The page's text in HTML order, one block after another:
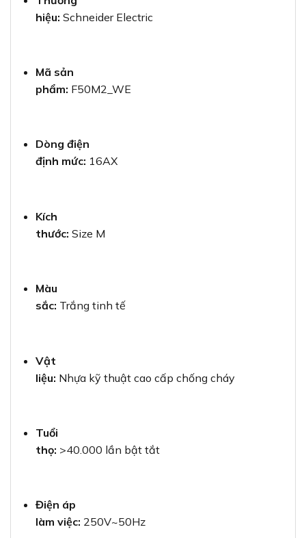
hiệu: Schneider Electric
Mã sản
phẩm: F50M2_WE
Dòng điện
định mức: 16AX
Kích
thước: Size M
Màu
sắc: Trắng tinh tế
Vật
liệu: Nhựa kỹ thuật cao cấp chống cháy
Tuổi
thọ: >40.000 lần bật tắt
Điện áp
làm việc: 250V~50Hz